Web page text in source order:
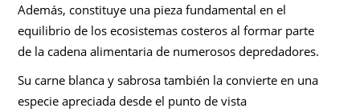
Además, constituye una pieza fundamental en el
equilibrio de los ecosistemas costeros al formar parte
de la cadena alimentaria de numerosos depredadores.
Su carne blanca y sabrosa también la convierte en una
especie apreciada desde el punto de vista